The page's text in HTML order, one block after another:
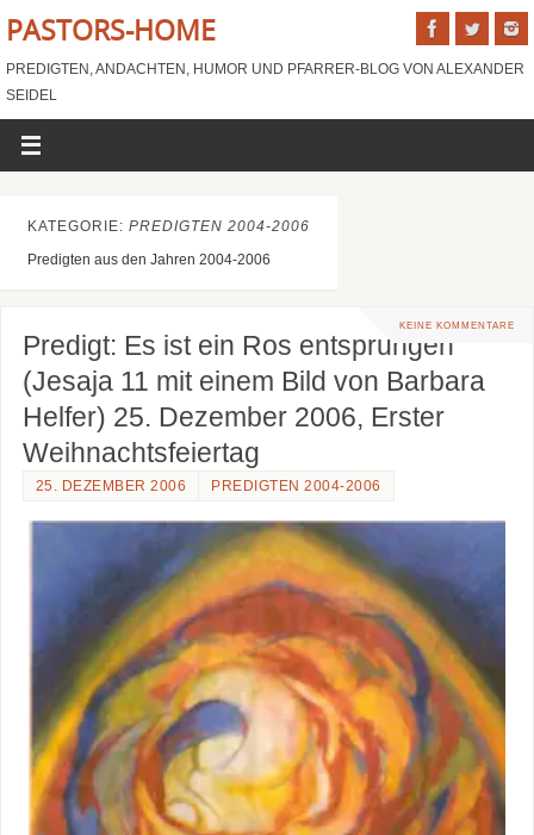
PASTORS-HOME
PREDIGTEN, ANDACHTEN, HUMOR UND PFARRER-BLOG VON ALEXANDER
SEIDEL
KATEGORIE: PREDIGTEN 2004-2006
Predigten aus den Jahren 2004-2006
KEINE KOMMENTARE
Predigt: Es ist ein Ros entsprungen
(Jesaja 11 mit einem Bild von Barbara
Helfer) 25. Dezember 2006, Erster
Weihnachtsfeiertag
25. DEZEMBER 2006 PREDIGTEN 2004-2006